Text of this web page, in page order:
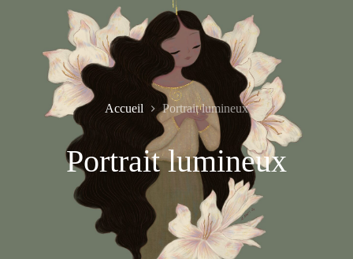
Accueil Portrait lumineux
Portrait lumineux